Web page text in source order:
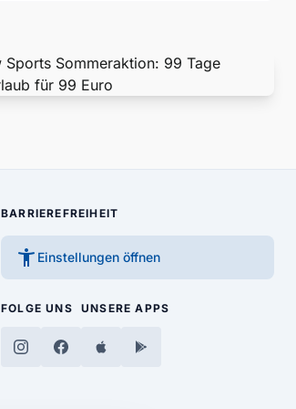
BARRIEREFREIHEIT
accessibility_new Einstellungen öffnen
FOLGE UNS UNSERE APPS